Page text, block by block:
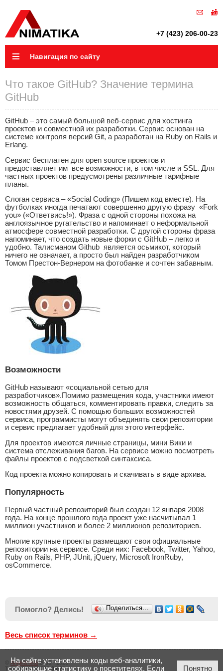
+7 (423) 206-00-23
Навигация по сайту
Что такое GitHub? Значение термина
GitHub
GitHub – это самый большой веб-сервис для хостинга
проектов и совместной их разработки. Сервис основан на
системе контроля версий Git, а разработан на Ruby on Rails и
Erlang.
Сервис бесплатен для open source проектов и
предоставляет им все возможности, в том числе и SSL. Для
частных проектов предусмотрены различные тарифные
планы.
Слоган сервиса – «Social Coding» (Пишем код вместе). На
футболках иногда печатают совершенно другую фразу «Fork
you» («Ответвись!»). Фраза с одной стороны похожа на
англоязычное ругательство и напоминает о неформальной
атмосфере совместной разработки. С другой стороны фраза
напоминает, что создать новые форки с GitHub – легко и
удобно. Талисманом Github является осьмикот, который
ничего не означает, а просто был найден разработчиком
Томом Престон-Вернером на фотобанке и сочтен забавным.
Возможности
GitHub называют «социальной сетью для
разработчиков».Помимо размещения кода, участники имеют
возможность общаться, комментировать правки, следить за
новостями друзей. С помощью больших возможностей
сервиса, программисты могут объединять свои репозитории
и сервис предлагает удобный для этого интерфейс.
Для проектов имеются личные страницы, мини Вики и
система отслеживания багов. На сервисе можно посмотреть
файлы проектов с подсветкой синтаксиса.
Код проекта можно копировать и скачивать в виде архива.
Популярность
Первый частный репозиторий был создан 12 января 2008
года. На конце прошлого года проект уже насчитывал 1
миллион участников и более 2 миллионов репозиториев.
Многие крупные проекты размещают свои официальные
репозитории на сервисе. Среди них: Facebook, Twitter, Yahoo,
Ruby on Rails, PHP, JUnit, jQuery, Microsoft IronRuby,
osCommerce.
Помогло? Делись! Поделиться…
Весь список терминов →
Аниматика2005 - 2026
Тел.:+7 (423) 206-00-23
На сайте установлены коды веб-аналитики,
собирающие статистику о посетителях. Если
Понятно